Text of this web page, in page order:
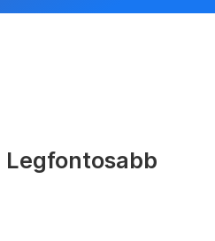
Legfontosabb